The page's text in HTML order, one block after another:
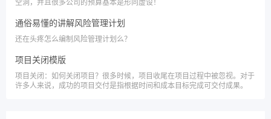
通俗易懂的讲解风险管理计划
还在头疼怎么编制风险管理计划么？
项目关闭模版
项目关闭：如何关闭项目？很多时候，项目收尾在项目过程中被忽视。对于
许多人来说，成功的项目交付是指根据时间和成本目标完成可交付成果。